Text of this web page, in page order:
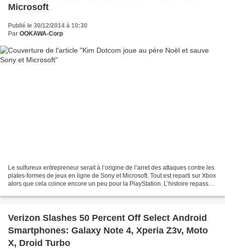
Microsoft
Publié le 30/12/2014 à 10:30
Par OOKAWA-Corp
Le sulfureux entrepreneur serait à l’origine de l’arret des attaques contre les
plates-formes de jeux en ligne de Sony et Microsoft. Tout est reparti sur Xbox
alors que cela coince encore un peu pour la PlayStation. L’histoire repasse
Verizon Slashes 50 Percent Off Select Android
Smartphones: Galaxy Note 4, Xperia Z3v, Moto
X, Droid Turbo